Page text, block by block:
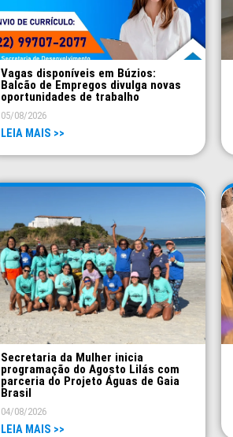
Vagas disponíveis em Búzios:
Balcão de Empregos divulga novas
oportunidades de trabalho
05/08/2026
LEIA MAIS >>
Secretaria da Mulher inicia
programação do Agosto Lilás com
parceria do Projeto Águas de Gaia
Brasil
04/08/2026
LEIA MAIS >>